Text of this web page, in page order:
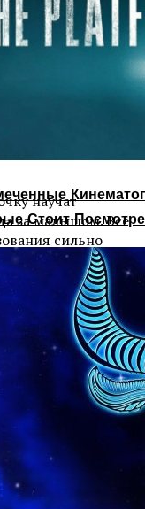
Стоит
Для
от
героев
в реальной
все только
особенно в
беременность
– это
научат
за малышом. Все
сильно
позыв
А ведь
времена, когда
опыт
своими братьями
по возрасту.
от нынешних,
однако, даже
детей, этой
в уходе за
родственниц